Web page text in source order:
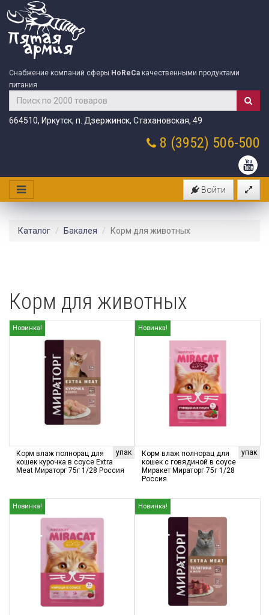
Снабжение компаний сферы HoReCa качественными продуктами
питания
664510, Иркутск, п. Дзержинск, Стахановская, 49
8 (3952) 506-500
Войти
Каталог Бакалея Корм для животных
Корм для животных
Новинка!
упак
Корм влаж полнорац для
кошек курочка в соусе Extra
Meat Мираторг 75г 1/28 Россия
Новинка!
упак
Корм влаж полнорац для
кошек с говядиной в соусе
Миракет Мираторг 75г 1/28
Россия
Новинка! Новинка!